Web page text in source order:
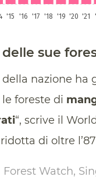
sue
nazione ha
le foreste di
“, scrive il
di oltre
Forest Watch,